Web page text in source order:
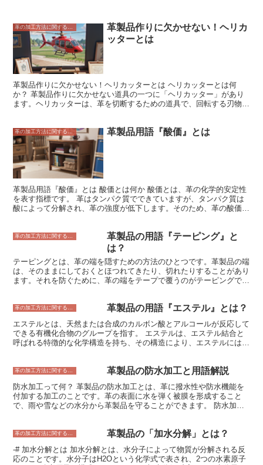
革製品作りに欠かせない！ヘリカ
ッターとは
革製品作りに欠かせない！ヘリカッターとは ヘリカッターとは何
か？ 革製品作りに欠かせない道具の一つに「ヘリカッター」があり
ます。ヘリカッターは、革を切断するための道具で、回転する刃物で
具だと言えるでしょう。 ヘリカッターは、革を切るという単純な作
業に使われる道具ですが、その形状や機能は非常に興味深いもので
す。ヘリカッターの刃は、回転する円盤状になっており、その円盤の
周りに小さな刃が並んでいます。円盤が回転することで、これらの小
さな刃が革を切断していきます。ヘリカッターの刃は非常に鋭利なの
で、革を素早くきれいに切断することができます。 ヘリカッター
は、革製品を作る際には欠かせない道具です。ヘリカッターを使うこ
とで、革を素早くきれいに切断することができ、革製品の質を高める
ことができます。
革製品用語『酸価』とは
革製品用語『酸価』とは 酸価とは何か 酸価とは、革の化学的安定性
を表す指標です。 革はタンパク質でできていますが、タンパク質は
酸によって分解され、革の強度が低下します。そのため、革の酸価は
とによって測定されます。滴定とは、試薬をサンプルに加えて反応さ
せ、反応によって生じる物質の量を測定する方法です。 酸価は、革
の品質を評価する重要な指標です。一般的に、酸価が低いほど、革の
品質が高いとされます。ただし、酸価は革の製造方法や革の種類によ
って異なるため、一概に酸価が高い革が品質が悪いとは言い切れませ
ん。
革製品の用語『テーピング』と
は？
テーピングとは、革の端を隠すための方法のひとつです。革製品の端
は、そのままにしておくとほつれてきたり、切れたりすることがあり
ます。それを防ぐために、革の端をテープで覆うのがテーピングで
っきりと隠れて、ほつれや切れを防ぐことができます。また、テーピ
留めることで、革製品が破れにくくなります。
革の加工方法に関すること 革製品の用語『エステル』とは？
エステルとは、天然または合成のカルボン酸とアルコールが反応して
できる有機化合物のグループを指す。 エステルは、エステル結合と
呼ばれる特徴的な化学構造を持ち、その構造により、エステルには独
イスなど、様々な香りを有している。この香りは、エステルが揮発性
性があり、油状の液体であることも特徴のひとつである。エステルの
粘性は、その構成によって変化し、一部のエステルは、常温で固体と
なる。 エステルは、日常生活の中で広く使用されている。 例えば、
る。また、エステルは、化粧品や医薬品にも使用されており、その独
特の香りと性質が製品の魅力を高めている。さらに、エステルは、溶
剤や可塑剤としても使用されており、工業製品の製造にも欠かせない
存在となっている。
革の加工方法に関すること 革製品の防水加工と用語解説
防水加工って何？ 革製品の防水加工とは、革に撥水性や防水機能を
付加する加工のことです。革の表面に水を弾く被膜を形成すること
で、雨や雪などの水分から革製品を守ることができます。 防水加工
系などの種類があります。フッ素系は最も防水効果が高いですが、価
も比較的安いです。アクリル系は防水効果は劣りますが、価格が安価
です。 2つ目の方法は、革に防水膜を貼る方法です。防水膜には、ポ
革製品の「加水分解」とは？
-# 加水分解とは 加水分解とは、水分子によって物質が分解される反
応のことです。水分子はH2Oという化学式で表され、2つの水素原子